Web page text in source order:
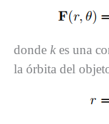
donde kes una
la órbita del